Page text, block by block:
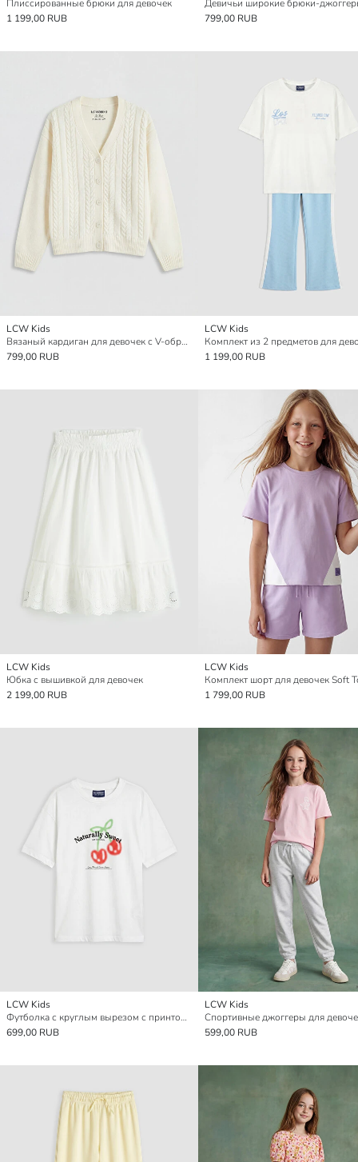
Плиссированные брюки для девочек
1 199,00 RUB
Девичьи широкие брюки-
799,00 RUB
LCW Kids
Вязаный кардиган для девочек с V-образным вырезом
799,00 RUB
LCW Kids
1 199,00 RUB
LCW Kids
Юбка с вышивкой для девочек
2 199,00 RUB
LCW Kids
Комплект шорт для девочек Soft
1 799,00 RUB
LCW Kids
Футболка с круглым вырезом с принтом для девочек
699,00 RUB
LCW Kids
599,00 RUB